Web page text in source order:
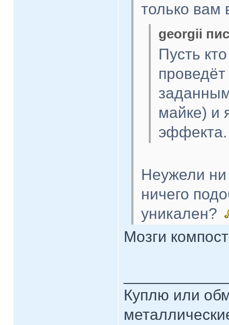
только вам
georgii
Пусть
майке) и
эффекта.
Неужели ни
ничего
уникален?
Мозги
Куплю или